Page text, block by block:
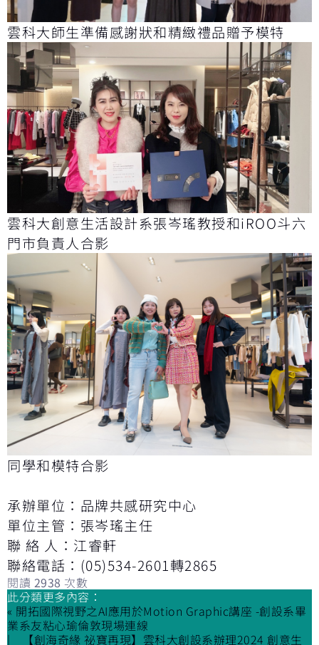
雲科大師生準備感謝狀和精緻禮品贈予模特
雲科大創意生活設計系張岑瑤教授和iROO斗六
門市負責人合影
同學和模特合影
承辦單位：品牌共感研究中心
單位主管：張岑瑤主任
聯 絡 人：江睿軒
聯絡電話：(05)534-2601轉2865
閱讀 2938 次數
此分類更多內容：
« 開拓國際視野之AI應用於Motion Graphic講座 -創設系畢
業系友粘心瑜倫敦現場連線
【創海奇緣 祕寶再現】雲科大創設系辦理2024 創意生